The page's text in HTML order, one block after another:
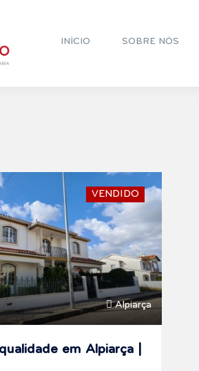
INÍCIO SOBRE NÓS
VENDIDO
Alpiarça
em Alpiarça |